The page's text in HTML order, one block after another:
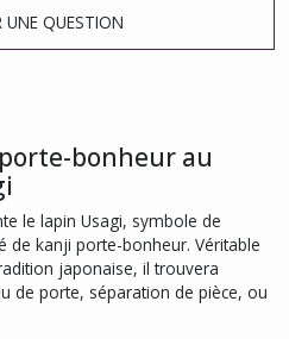
QUESTION
bonheur au
le lapin Usagi, symbole de
de kanji porte-bonheur. Véritable
japonaise, il trouvera
de porte, séparation de pièce, ou